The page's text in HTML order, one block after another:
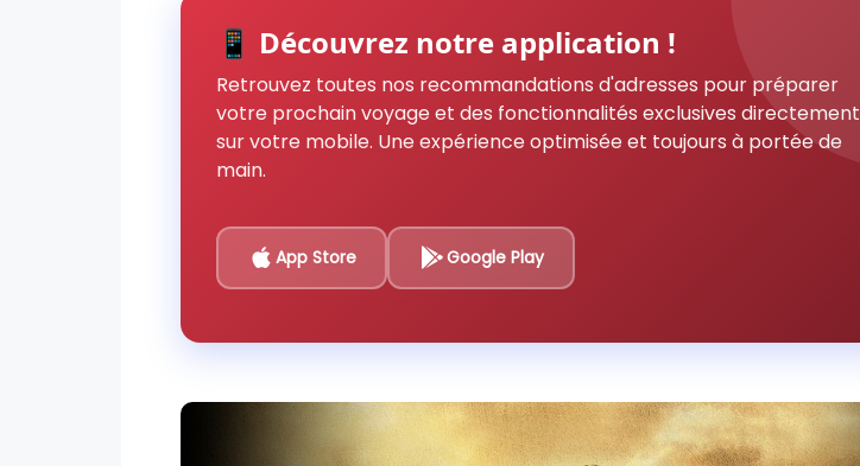
📱 Découvrez notre application !
Retrouvez toutes nos recommandations d'adresses pour préparer
votre prochain voyage et des fonctionnalités exclusives directement
sur votre mobile. Une expérience optimisée et toujours à portée de
main.
App Store Google Play